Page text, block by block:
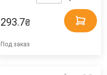
293.7₴
Под заказ